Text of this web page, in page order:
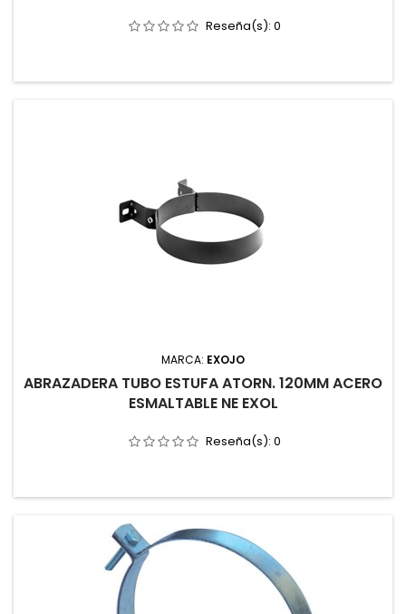
Reseña(s): 0
MARCA: EXOJO
ABRAZADERA TUBO ESTUFA ATORN. 120MM ACERO
ESMALTABLE NE EXOL
Reseña(s): 0